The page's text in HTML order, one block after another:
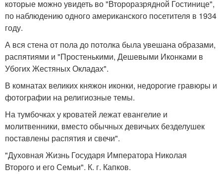
которые можно увидеть во "Второразрядной Гостинице",
по наблюдению одного американского посетителя в 1934
году.
А вся стена от пола до потолка была увешана образами,
распятиями и "Простенькими, Дешевыми Иконками в
Убогих Жестяных Окладах".
В комнатах великих княжон иконки, недорогие гравюры и
фотографии на религиозные темы.
На тумбочках у кроватей лежат евангелие и
молитвенники, вместо обычных девичьих безделушек
поставлены распятия и свечи".
"Духовная Жизнь Государя Императора Николая
Второго и его Семьи". К. г. Капков.